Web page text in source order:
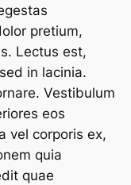
pretium,
Lectus est,
in lacinia.
Vestibulum
eos
vel corporis ex,
quia
quae